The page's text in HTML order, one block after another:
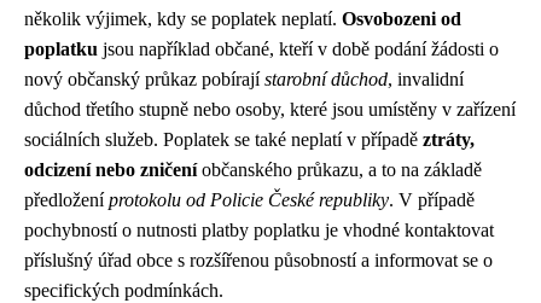
několik výjimek, kdy se poplatek neplatí. Osvobozeni od
poplatku jsou například občané, kteří v době podání žádosti o
nový občanský průkaz pobírajístarobní důchod, invalidní
důchod třetího stupně nebo osoby, které jsou umístěny v zařízení
sociálních služeb. Poplatek se také neplatí v případě ztráty,
odcizení nebo zničeníobčanského průkazu, a to na základě
předloženíprotokolu od Policie České republiky. V případě
pochybností o nutnosti platby poplatku je vhodné kontaktovat
příslušný úřad obce s rozšířenou působností a informovat se o
specifických podmínkách.